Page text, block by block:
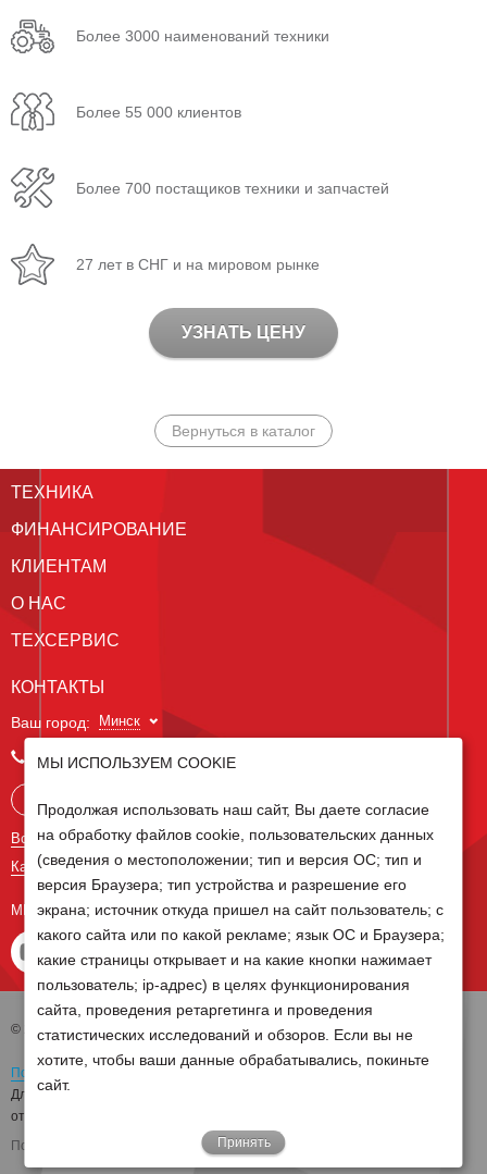
Более 3000 наименований техники
Более 55 000 клиентов
Более 700 постащиков техники и запчастей
27 лет в СНГ и на мировом рынке
УЗНАТЬ ЦЕНУ
Вернуться в каталог
ТЕХНИКА
ФИНАНСИРОВАНИЕ
КЛИЕНТАМ
О НАС
ТЕХСЕРВИС
КОНТАКТЫ
Ваш город: Минск
+375 29 238 97 34
Все контакты
Карта сайта
МЫ В СОЦ СЕТЯХ
© 2026 Группа компаний Белагро
Политика обработки персональных данных
Для отзыва согласия на обработку персональных данных необходимо
отправить письмо на электронную почту
МЫ ИСПОЛЬЗУЕМ COOKIE
Продолжая использовать наш сайт, Вы даете согласие
на обработку файлов cookie, пользовательских данных
(сведения о местоположении; тип и версия ОС; тип и
версия Браузера; тип устройства и разрешение его
экрана; источник откуда пришел на сайт пользователь; с
какого сайта или по какой рекламе; язык ОС и Браузера;
какие страницы открывает и на какие кнопки нажимает
пользователь; ip-адрес) в целях функционирования
сайта, проведения ретаргетинга и проведения
статистических исследований и обзоров. Если вы не
хотите, чтобы ваши данные обрабатывались, покиньте
сайт.
Принять
Поддержка сайта